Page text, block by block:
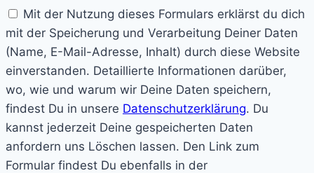
Mit der Nutzung dieses Formulars erklärst du dich
mit der Speicherung und Verarbeitung Deiner Daten
(Name, E-Mail-Adresse, Inhalt) durch diese Website
einverstanden. Detaillierte Informationen darüber,
wo, wie und warum wir Deine Daten speichern,
findest Du in unsere Datenschutzerklärung. Du
kannst jederzeit Deine gespeicherten Daten
anfordern uns Löschen lassen. Den Link zum
Formular findest Du ebenfalls in der